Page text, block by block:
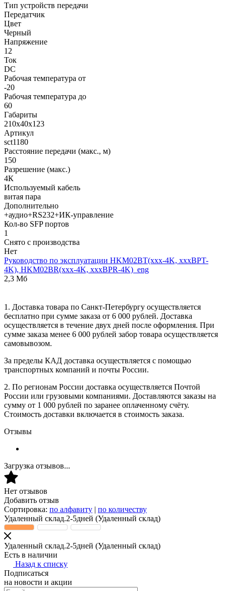
Тип устройств передачи
Передатчик
Цвет
Черный
Напряжение
12
Ток
DC
Рабочая температура от
-20
Рабочая температура до
60
Габариты
210x40x123
Артикул
sct1180
Расстояние передачи (макс., м)
150
Разрешение (макс.)
4К
Используемый кабель
витая пара
Дополнительно
+аудио+RS232+ИК-управление
Кол-во SFP портов
1
Снято с производства
Нет
Руководство по эксплуатации HKM02BT(xxx-4K, xxxBPT-
4K), HKM02BR(xxx-4K, xxxBPR-4K)_eng
2,3 Мб
1. Доставка товара по Санкт-Петербургу осуществляется
бесплатно при сумме заказа от 6 000 рублей. Доставка
осуществляется в течение двух дней после оформления. При
сумме заказа менее 6 000 рублей забор товара осуществляется
самовывозом.
За пределы КАД доставка осуществляется с помощью
транспортных компаний и почты России.
2. По регионам России доставка осуществляется Почтой
России или грузовыми компаниями. Доставляются заказы на
сумму от 1 000 рублей по заранее оплаченному счёту.
Стоимость доставки включается в стоимость заказа.
Отзывы
Загрузка отзывов...
Нет отзывов
Добавить отзыв
Сортировка: по алфавиту | по количеству
Удаленный склад.2-5дней (Удаленный склад)
Удаленный склад.2-5дней (Удаленный склад)
Есть в наличии
Назад к списку
Подписаться
на новости и акции